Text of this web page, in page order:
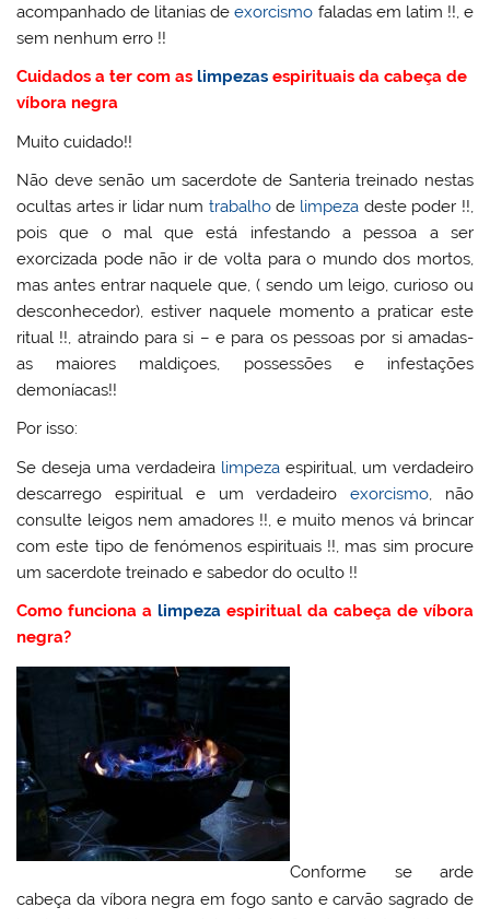
acompanhado de litanias deexorcismo faladas em latim !!, e
sem nenhum erro !!
Cuidados a ter com aslimpezas espirituais da cabeça de
víbora negra
Muito cuidado!!
Não deve senão um sacerdote de Santeria treinado nestas
ocultas artes ir lidar num trabalhode limpeza deste poder !!,
pois que o mal que está infestando a pessoa a ser
exorcizada pode não ir de volta para o mundo dos mortos,
mas antes entrar naquele que, ( sendo um leigo, curioso ou
desconhecedor), estiver naquele momento a praticar este
ritual !!, atraindo para si – e para os pessoas por si amadas-
as maiores maldiçoes, possessões e infestações
demoníacas!!
Por isso:
Se deseja uma verdadeira limpezaespiritual, um verdadeiro
descarrego espiritual e um verdadeiroexorcismo, não
consulte leigos nem amadores !!, e muito menos vá brincar
com este tipo de fenómenos espirituais !!, mas sim procure
um sacerdote treinado e sabedor do oculto !!
Como funciona alimpeza espiritual da cabeça de víbora
negra?
Conforme se arde
cabeça da víbora negra em fogo santo e carvão sagrado de